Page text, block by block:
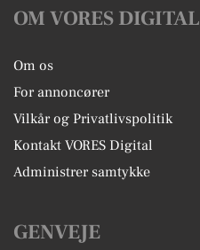
OM VORES DIGITAL
Om os
For annoncører
Vilkår og Privatlivspolitik
Kontakt VORES Digital
Administrer samtykke
GENVEJE